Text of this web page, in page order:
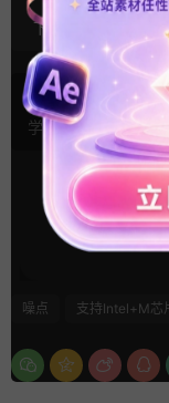
下载方式：
百度网
声明： 本站文章
学习， 版权说明点
噪点 支持Intel+M芯